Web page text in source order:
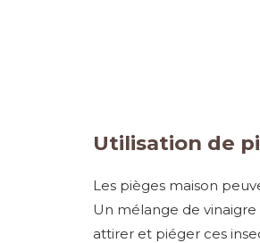
Utilisation de
Les pièges maison
Un mélange de
attirer et piéger ces